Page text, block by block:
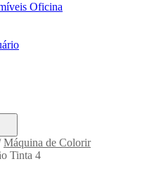
Oficina
Máquina de Colorir
Tinta 4